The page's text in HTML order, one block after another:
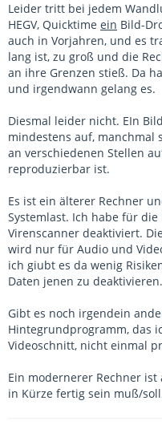
Leider tritt bei jedem
HEGV, Quicktime ein Bild-
auch in Vorjahren, und es
lang ist, zu groß und die
an ihre Grenzen stieß. Da
und irgendwann gelang es.
Diesmal leider nicht. EIn
mindestens auf, manchmal
an verschiedenen Stellen
reproduzierbar ist.
Es ist ein älterer Rechner
Systemlast. Ich habe für
Virenscanner deaktiviert.
wird nur für Audio und
ich giubt es da wenig
Daten jenen zu deaktivieren.
Gibt es noch irgendein
Hintegrundprogramm, das
Videoschnitt, nicht einmal
Ein modernerer Rechner
in Kürze fertig sein muß/